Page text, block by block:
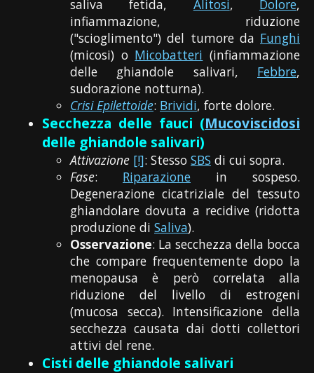
saliva fetida, Alitosi, Dolore,
infiammazione, riduzione
("scioglimento") del tumore da Funghi
(micosi) o Micobatteri (infiammazione
delle ghiandole salivari, Febbre,
sudorazione notturna).
Crisi Epilettoide: Brividi, forte dolore.
Secchezza delle fauci (Mucoviscidosi
delle ghiandole salivari)
Attivazione [!]: Stesso SBS di cui sopra.
Fase: Riparazione in sospeso.
Degenerazione cicatriziale del tessuto
ghiandolare dovuta a recidive (ridotta
produzione di Saliva).
Osservazione: La secchezza della bocca
che compare frequentemente dopo la
menopausa è però correlata alla
riduzione del livello di estrogeni
(mucosa secca). Intensificazione della
secchezza causata dai dotti collettori
attivi del rene.
Cisti delle ghiandole salivari